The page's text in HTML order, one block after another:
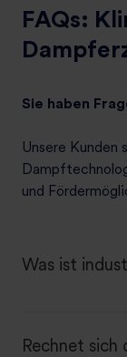
FAQs:
Sie haben
Unsere Kunden
und
Was ist
Rechnet sich